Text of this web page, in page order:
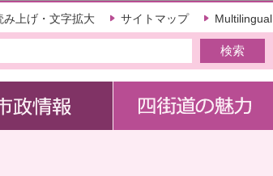
み上げ・文字拡大 サイトマップ Multilingual